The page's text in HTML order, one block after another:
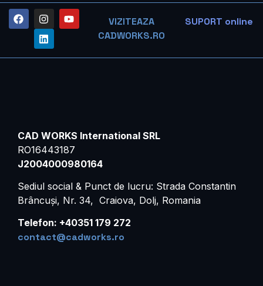
VIZITEAZA
CADWORKS.RO
SUPORT online
CAD WORKS International SRL
RO16443187
J2004000980164
Sediul social & Punct de lucru: Strada Constantin
Brâncuși, Nr. 34, Craiova, Dolj, Romania
Telefon: +40351 179 272
contact@cadworks.ro